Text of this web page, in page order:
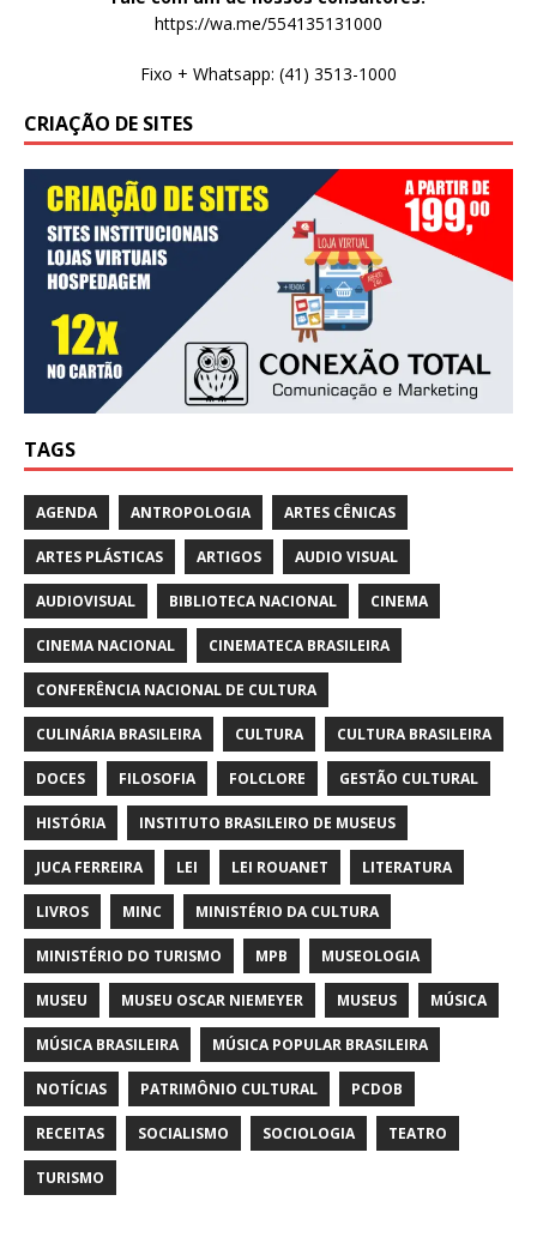
https://wa.me/554135131000
Fixo + Whatsapp: (41) 3513-1000
CRIAÇÃO DE SITES
TAGS
AGENDA ANTROPOLOGIA ARTES CÊNICAS
ARTES PLÁSTICAS ARTIGOS AUDIO VISUAL
AUDIOVISUAL BIBLIOTECA NACIONAL CINEMA
CINEMA NACIONAL CINEMATECA BRASILEIRA
CONFERÊNCIA NACIONAL DE CULTURA
CULINÁRIA BRASILEIRA CULTURA CULTURA BRASILEIRA
DOCES FILOSOFIA FOLCLORE GESTÃO CULTURAL
HISTÓRIA INSTITUTO BRASILEIRO DE MUSEUS
JUCA FERREIRA LEI LEI ROUANET LITERATURA
LIVROS MINC MINISTÉRIO DA CULTURA
MINISTÉRIO DO TURISMO MPB MUSEOLOGIA
MUSEU MUSEU OSCAR NIEMEYER MUSEUS MÚSICA
MÚSICA BRASILEIRA MÚSICA POPULAR BRASILEIRA
NOTÍCIAS PATRIMÔNIO CULTURAL PCDOB
RECEITAS SOCIALISMO SOCIOLOGIA TEATRO
TURISMO